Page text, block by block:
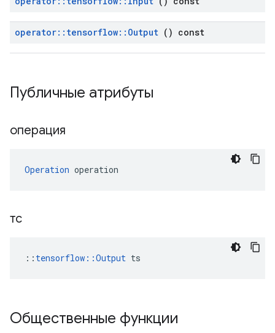
operator:: tensorflow:: Output () const
Публичные атрибуты
операция
Operation operation
тс
:: tensorflow::Output ts
Общественные функции